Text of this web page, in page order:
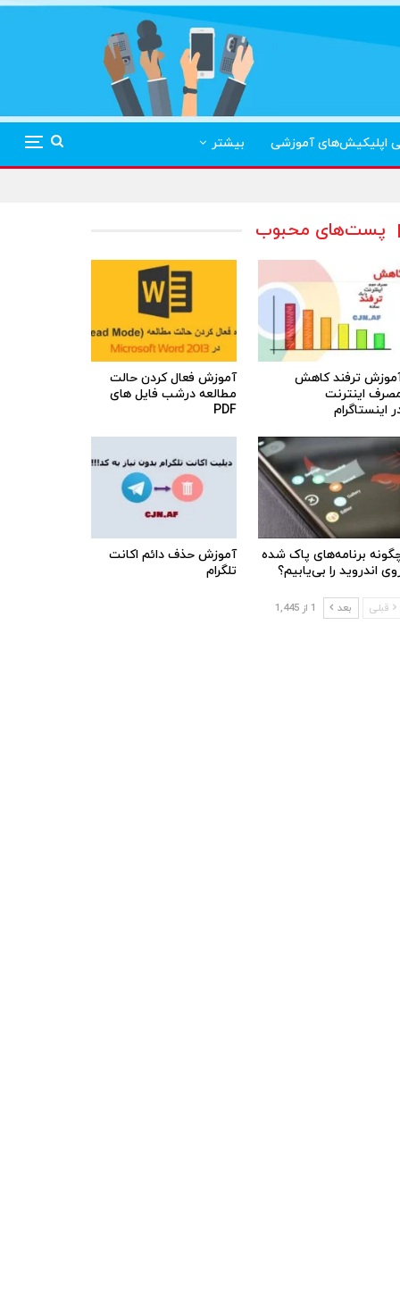
اپلیکیش‌های آموزشی بیشتر
پست‌های محبوب
ترفند کاهش
اینترنت
اینستاگرام
آموزش فعال کردن حالت
مطالعه درشب فایل های
PDF
برنامه‌های پاک شده
اندروید را بی‌یابیم؟
آموزش حذف دائم اکانت
تلگرام
قبلی بعد 1 از 1,445